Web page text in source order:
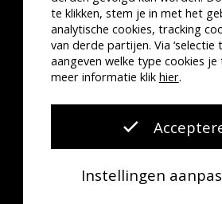
te klikken, stem je in met het
analytische cookies, tracking
van derde partijen. Via ‘selectie
aangeven welke type cookies
meer informatie klik hier.
Instellingen
Disclaimer Privacyverklaring
VSCD
Website doorThe